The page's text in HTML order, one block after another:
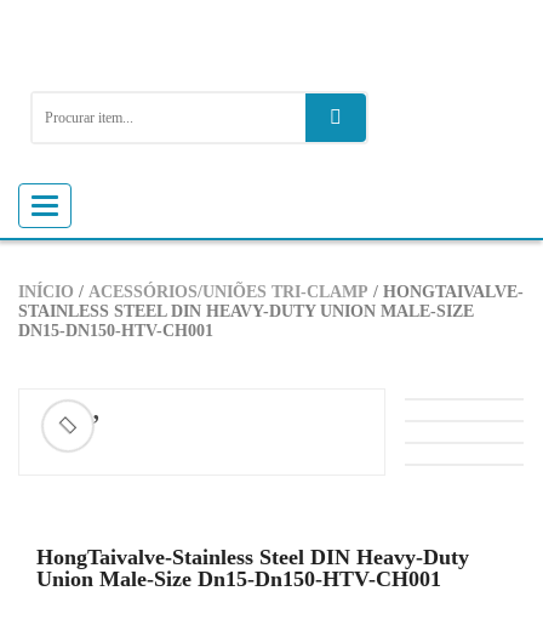
Alternar
navegação
INÍCIO / ACESSÓRIOS/UNIÕES TRI-CLAMP / HONGTAIVALVE-
STAINLESS STEEL DIN HEAVY-DUTY UNION MALE-SIZE
DN15-DN150-HTV-CH001
ðŸ”
HongTaivalve-Stainless Steel DIN Heavy-Duty
Union Male-Size Dn15-Dn150-HTV-CH001